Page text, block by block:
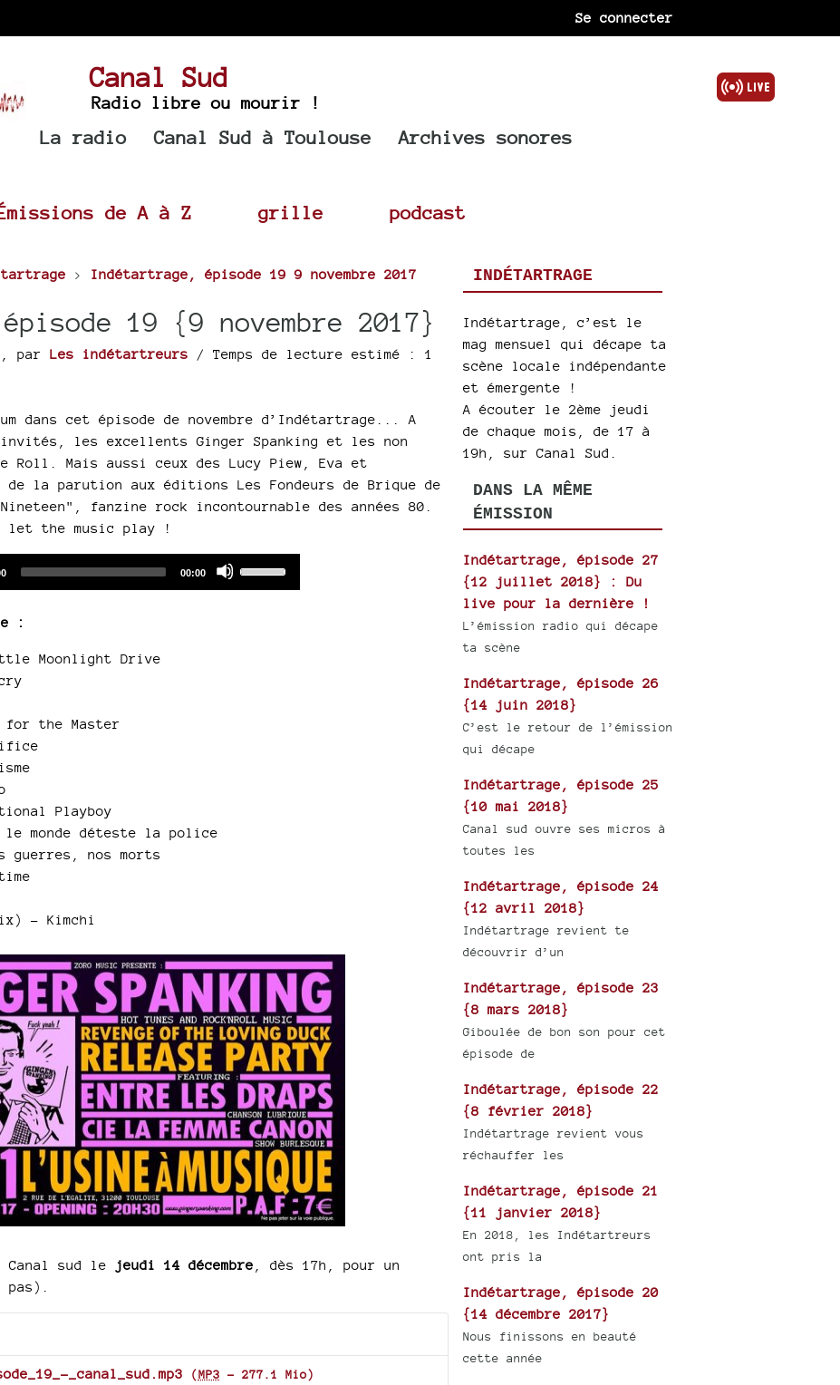
Se connecter
Canal Sud
Radio libre ou mourir !
La radio Canal Sud à Toulouse Archives sonores
de A à Z grille podcast
> Indétartrage, épisode 19 9 novembre 2017
19 {9 novembre 2017}
par Les indétartreurs / Temps de lecture estimé : 1
dans cet épisode de novembre d’Indétartrage... A
invités, les excellents Ginger Spanking et les non
Roll. Mais aussi ceux des Lucy Piew, Eva et
la parution aux éditions Les Fondeurs de Brique de
fanzine rock incontournable des années 80.
: let the music play !
Total
00:00
:
Moonlight Drive
for the Master
Playboy
monde déteste la police
guerres, nos morts
- Kimchi
Canal sud le jeudi 14 décembre , dès 17h, pour un
_canal_sud.mp3 (MP3 - 277.1 Mio)
INDÉTARTRAGE
Indétartrage, c’est le
mag mensuel qui décape ta
scène locale indépendante
et émergente !
A écouter le 2ème jeudi
de chaque mois, de 17 à
19h, sur Canal Sud.
DANS LA MÊME
ÉMISSION
Indétartrage, épisode 27
{12 juillet 2018} : Du
live pour la dernière !
L’émission radio qui décape
ta scène
Indétartrage, épisode 26
{14 juin 2018}
C’est le retour de l’émission
qui décape
Indétartrage, épisode 25
{10 mai 2018}
Canal sud ouvre ses micros à
toutes les
Indétartrage, épisode 24
{12 avril 2018}
Indétartrage revient te
découvrir d’un
Indétartrage, épisode 23
{8 mars 2018}
Giboulée de bon son pour cet
épisode de
Indétartrage, épisode 22
{8 février 2018}
Indétartrage revient vous
réchauffer les
Indétartrage, épisode 21
{11 janvier 2018}
En 2018, les Indétartreurs
ont pris la
Indétartrage, épisode 20
{14 décembre 2017}
Nous finissons en beauté
cette année